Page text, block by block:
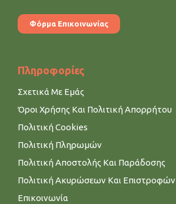
Φόρμα Επικοινωνίας
Πληροφορίες
Σχετικά Με Εμάς
Όροι Χρήσης Και Πολιτική Απορρήτου
Πολιτική Cookies
Πολιτική Πληρωμών
Πολιτική Αποστολής Και Παράδοσης
Πολιτική Ακυρώσεων Και Επιστροφών
Επικοινωνία